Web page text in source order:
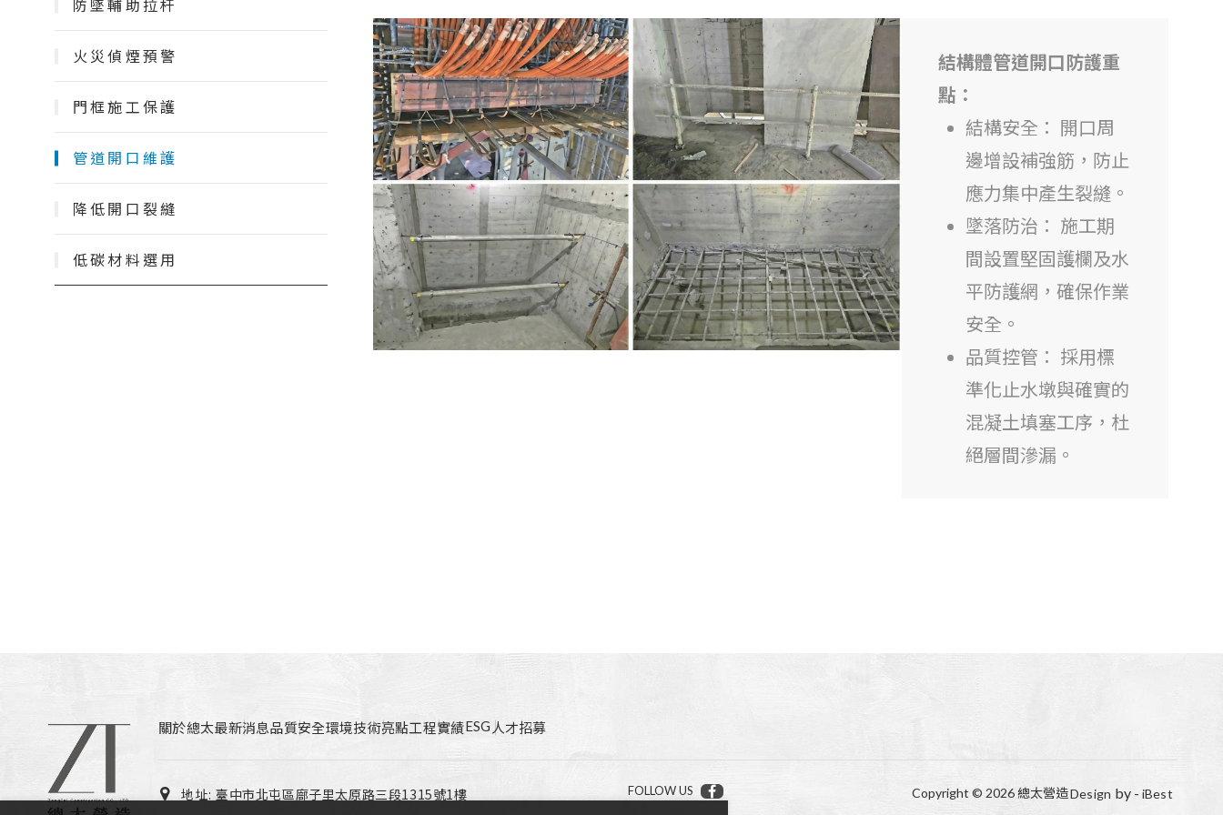
防墜輔助拉杆
火災偵煙預警
門框施工保護
管道開口維護
降低開口裂縫
低碳材料選用
結構體管道開口防護重
點：
結構安全： 開口周
邊增設補強筋，防止
應力集中產生裂縫。
墜落防治： 施工期
間設置堅固護欄及水
平防護網，確保作業
安全。
品質控管： 採用標
準化止水墩與確實的
混凝土填塞工序，杜
絕層間滲漏。
關於總太最新消息品質安全環境技術亮點工程實績ESG 人才招募
地址: 臺中市北屯區廍子里太原路三段1315號1樓 FOLLOW US Copyright © 2026總太營造Design by - iBest